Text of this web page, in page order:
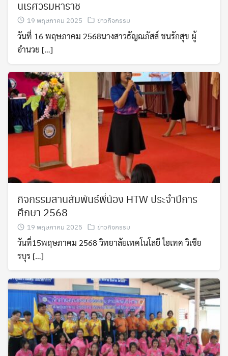
นเรศวรมหาราช
19 พฤษภาคม 2025 ข่าวกิจกรรม
วันที่ 16 พฤษภาคม 2568นางสาวธัญณภัสส์ ชนรักสุข ผู้
อำนวย […]
กิจกรรมสานสัมพันธ์พี่น้อง HTW ประจำปีการ
ศึกษา 2568
19 พฤษภาคม 2025 ข่าวกิจกรรม
วันที่15พฤษภาคม 2568 วิทยาลัยเทคโนโลยี ไฮเทค วิเชีย
รบุร […]